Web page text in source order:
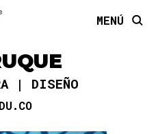
MENÚ
DISEÑO